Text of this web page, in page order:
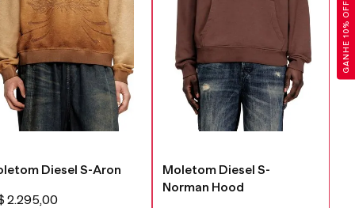
GANHE 10% OFF
Diesel S-Aron
2.295,00
Moletom Diesel S-
Norman Hood